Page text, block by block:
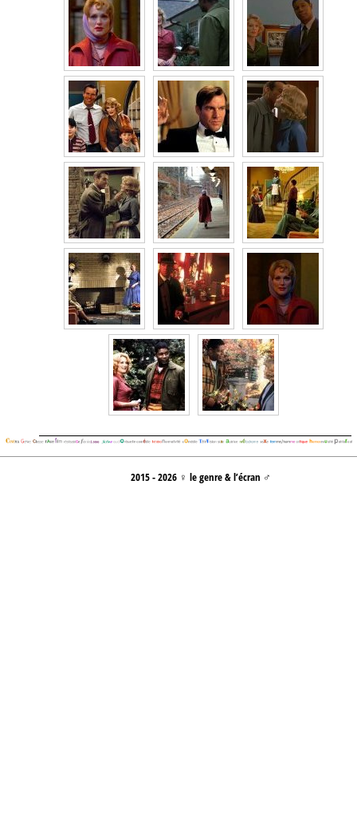
2015 - 2026 ♀ le genre & l’écran ♂